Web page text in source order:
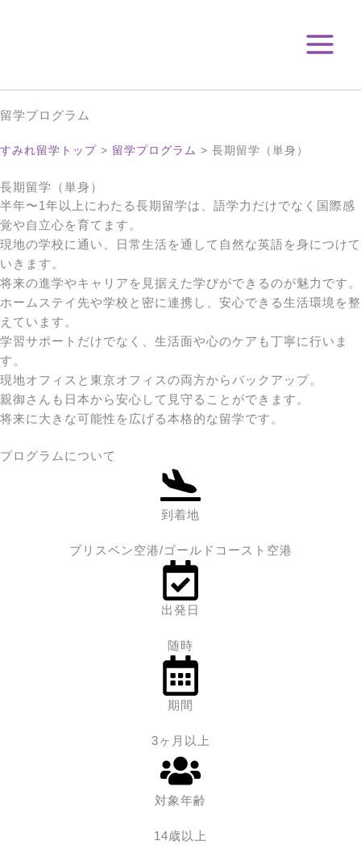
プ
留学プログラム
すみれ留学トップ > 留学プログラム > 長期留学（単身）
長期留学（単身）
半年〜1年以上にわたる長期留学は、語学力だけでなく国際感
覚や自立心を育てます。
現地の学校に通い、日常生活を通して自然な英語を身につけて
いきます。
将来の進学やキャリアを見据えた学びができるのが魅力です。
ホームステイ先や学校と密に連携し、安心できる生活環境を整
えています。
学習サポートだけでなく、生活面や心のケアも丁寧に行いま
す。
現地オフィスと東京オフィスの両方からバックアップ。
親御さんも日本から安心して見守ることができます。
将来に大きな可能性を広げる本格的な留学です。
プログラムについて
到着地
ブリスベン空港/ゴールドコースト空港
出発日
随時
期間
3ヶ月以上
対象年齢
14歳以上